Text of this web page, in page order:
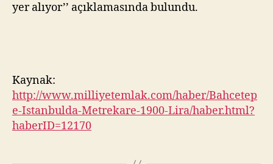
yer alıyor’’ açıklamasında bulundu.
Kaynak:
http://www.milliyetemlak.com/haber/Bahcetep
e-Istanbulda-Metrekare-1900-Lira/haber.html?
haberID=12170